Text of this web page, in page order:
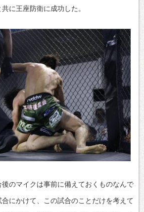
に王座防衛に成功した。
のマイクは事前に備えておくものなんで
にかけて、この試合のことだけを考えて